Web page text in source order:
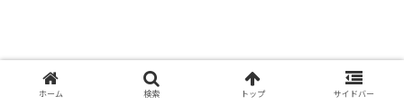
ホーム 検索 トップ サイドバー